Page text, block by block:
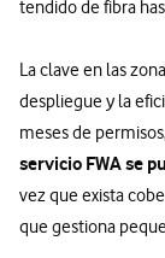
tendido de fibra
La clave en las
despliegue y la
meses de
servicio FWA se
vez que exista
que gestiona